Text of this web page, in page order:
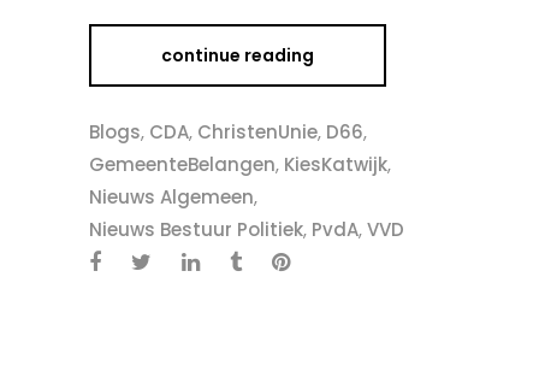
continue reading
Blogs, CDA, ChristenUnie, D66,
GemeenteBelangen, KiesKatwijk,
Nieuws Algemeen,
Nieuws Bestuur Politiek, PvdA,VVD